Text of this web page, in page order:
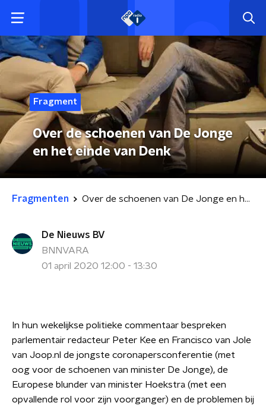
Fragment
Over de schoenen van De Jonge
en het einde van Denk
Fragmenten Over de schoenen van De Jonge en het einde van Denk
De Nieuws BV
BNNVARA
01 april 2020 12:00 - 13:30
In hun wekelijkse politieke commentaar bespreken
parlementair redacteur Peter Kee en Francisco van Jole
van Joop.nl de jongste coronapersconferentie (met
oog voor de schoenen van minister De Jonge), de
Europese blunder van minister Hoekstra (met een
opvallende rol voor zijn voorganger) en de problemen bij